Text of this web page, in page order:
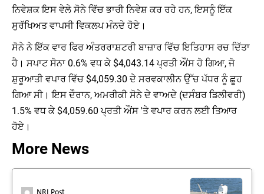
ਨਿਵੇਸ਼ਕ ਇਸ ਵੇਲੇ ਸੋਨੇ ਵਿੱਚ ਭਾਰੀ ਨਿਵੇਸ਼ ਕਰ ਰਹੇ ਹਨ, ਇਸਨੂੰ ਇੱਕ
ਸੁਰੱਖਿਅਤ ਵਾਪਸੀ ਵਿਕਲਪ ਮੰਨਦੇ ਹੋਏ।
ਸੋਨੇ ਨੇ ਇੱਕ ਵਾਰ ਫਿਰ ਅੰਤਰਰਾਸ਼ਟਰੀ ਬਾਜ਼ਾਰ ਵਿੱਚ ਇਤਿਹਾਸ ਰਚ ਦਿੱਤਾ
ਹੈ। ਸਪਾਟ ਸੋਨਾ 0.6% ਵਧ ਕੇ $4,043.14 ਪ੍ਰਤੀ ਔਂਸ ਹੋ ਗਿਆ, ਜੋ
ਸ਼ੁਰੂਆਤੀ ਵਪਾਰ ਵਿੱਚ $4,059.30 ਦੇ ਸਰਵਕਾਲੀਨ ਉੱਚ ਪੱਧਰ ਨੂੰ ਛੂਹ
ਗਿਆ ਸੀ। ਇਸ ਦੌਰਾਨ, ਅਮਰੀਕੀ ਸੋਨੇ ਦੇ ਵਾਅਦੇ (ਦਸੰਬਰ ਡਿਲੀਵਰੀ)
1.5% ਵਧ ਕੇ $4,059.60 ਪ੍ਰਤੀ ਔਂਸ 'ਤੇ ਵਪਾਰ ਕਰਨ ਲਈ ਤਿਆਰ
ਹੋਏ।
More News
NRI Post